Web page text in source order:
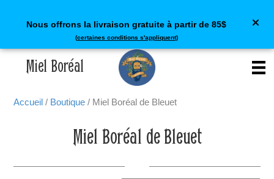
Miel Boréal
Accueil / Boutique / Miel Boréal de Bleuet
Nous offrons la livraison gratuite à partir de 85$
(certaines conditions s'appliquent)
Miel Boréal de Bleuet